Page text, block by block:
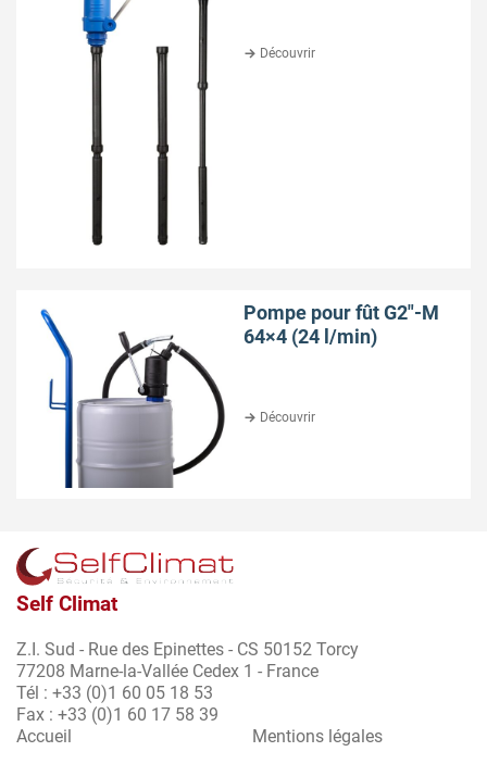
Découvrir
Pompe pour fût G2″-M
64×4 (24 l/min)
Découvrir
Self Climat
Z.I. Sud - Rue des Epinettes - CS 50152 Torcy
77208 Marne-la-Vallée Cedex 1 - France
Tél : +33 (0)1 60 05 18 53
Fax : +33 (0)1 60 17 58 39
Accueil
Mentions légales